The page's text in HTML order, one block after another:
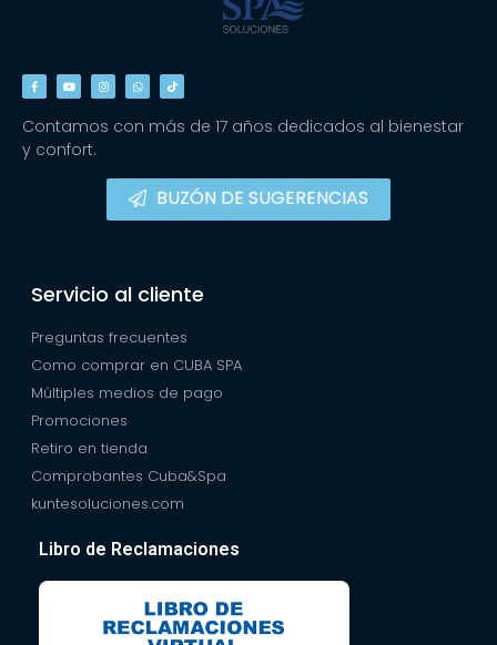
Contamos con más de 17 años dedicados al bienestar
y confort.
BUZÓN DE SUGERENCIAS
Servicio al cliente
Preguntas frecuentes
Como comprar en CUBA SPA
Múltiples medios de pago
Promociones
Retiro en tienda
Comprobantes Cuba&Spa
kuntesoluciones.com
Libro de Reclamaciones